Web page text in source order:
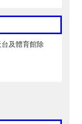
及體育館除